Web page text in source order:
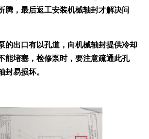
腾，最后返工安装机械轴封才解决问
的出口有以孔道，向机械轴封提供冷却
能堵塞，检修泵时，要注意疏通此孔
易损坏。